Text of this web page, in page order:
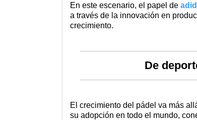
En este escenario, el papel de
a través de la innovación en
crecimiento.
De
El crecimiento del pádel va más
su adopción en todo el mundo,